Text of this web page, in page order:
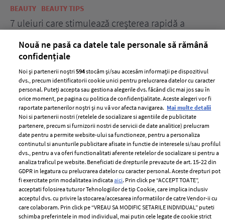
BEAUTY BEAUTY TIPS
7 uleiuri care stimulează creșterea rapidă a
ELLE Style Awards
2024
Despre ELLE
Romania
Contact
Abonamente
Termeni si conditii
Politica de
confidențialitate
Politica de cookies
Publicitate
Nouă ne pasă ca datele tale personale să rămână
confidențiale
Noi și partenerii noștri594stocăm și/sau accesăm informații pe dispozitivul
dvs., precum identificatorii cookie unici pentru prelucrarea datelor cu caracter
personal. Puteți accepta sau gestiona alegerile dvs. făcând clic mai jos sau în
orice moment, pe pagina cu politica de confidențialitate. Aceste alegeri vor fi
raportate partenerilor noștri și nu vă vor afecta navigarea. Mai multe detalii
Noi si partenerii nostri (retelele de socializare si agentiile de publicitate
partenere, precum si furnizorii nostri de servicii de date analitice) prelucram
date pentru a permite website-ului sa functioneze, pentru a personaliza
continutul si anunturile publicitare afisate in functie de interesele si/sau profilul
dvs., pentru a va oferi functionalitati aferente retelelor de socializare si pentru a
analiza traficul pe website. Beneficiati de drepturile prevazute de art. 15-22 din
GDPR in legatura cu prelucrarea datelor cu caracter personal. Aceste drepturi pot
fi exercitate prin modalitatea indicataaici. Prin click pe “ACCEPT TOATE”,
acceptati folosirea tuturor Tehnologiilor de tip Cookie, care implica inclusiv
acceptul dvs. cu privire la stocarea/accesarea informatiilor de catre Vendor-ii cu
care colaboram. Prin click pe “VREAU SA MODIFIC SETARILE INDIVIDUAL” puteti
schimba preferintele in mod individual, mai putin cele legate de cookie strict